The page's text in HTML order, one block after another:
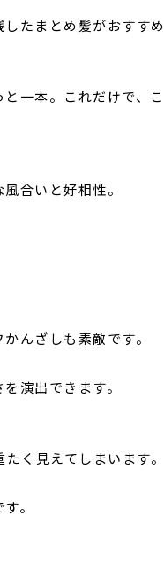
たまとめ髪がおすすめ
一本。これだけで、こ
合いと好相性。
んざしも素敵です。
演出できます。
く見えてしまいます。
。